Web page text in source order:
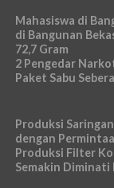
Mahasiswa di
di Bangunan
72,7 Gram
2 Pengedar
Paket Sabu
Produksi
dengan
Produksi Filter
Semakin Diminati